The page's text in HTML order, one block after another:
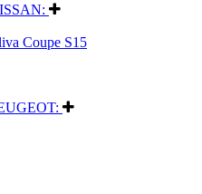
Coupe S15